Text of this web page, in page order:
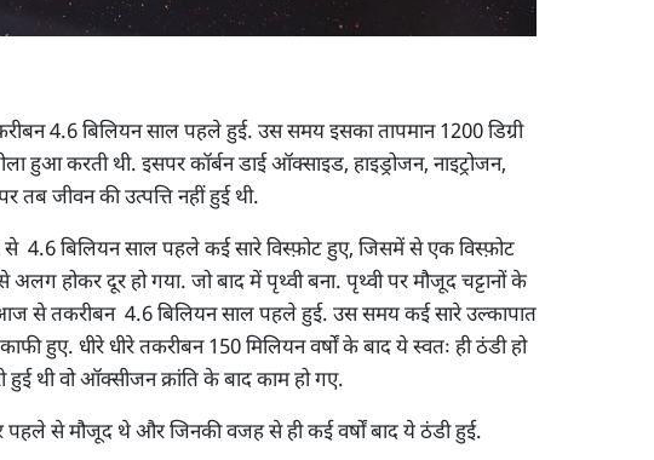
4.6 बिलियन साल पहले हुई. उस समय इसका तापमान 1200 डिग्री
करती थी. इसपर कॉर्बन डाई ऑक्साइड, हाइड्रोजन, नाइट्रोजन,
तब जीवन की उत्पत्ति नहीं हुई थी.
से 4.6 बिलियन साल पहले कई सारे विस्फ़ोट हुए, जिसमें से एक विस्फ़ोट
होकर दूर हो गया. जो बाद में पृथ्वी बना. पृथ्वी पर मौजूद चट्टानों के
आज से तकरीबन 4.6 बिलियन साल पहले हुई. उस समय कई सारे उल्कापात
हुए. धीरे धीरे तकरीबन 150 मिलियन वर्षों के बाद ये स्वतः ही ठंडी हो
थी वो ऑक्सीजन क्रांति के बाद काम हो गए.
पहले से मौजूद थे और जिनकी वजह से ही कई वर्षों बाद ये ठंडी हुई.